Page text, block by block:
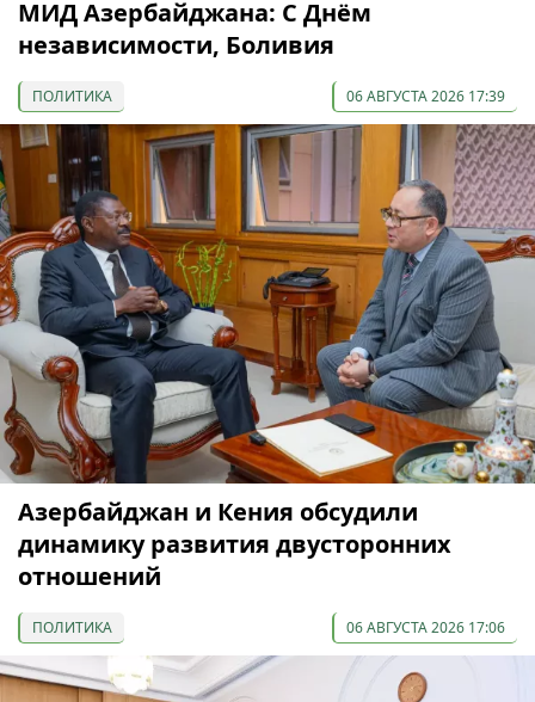
МИД Азербайджана: С Днём
независимости, Боливия
ПОЛИТИКА 06 АВГУСТА 2026 17:39
Азербайджан и Кения обсудили
динамику развития двусторонних
отношений
ПОЛИТИКА 06 АВГУСТА 2026 17:06